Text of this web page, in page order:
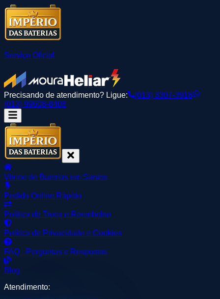
Serviço Oficial
Precisando de atendimento? Ligue:
(013) 3307-3918
(013) 99608-8408
Vitrine de Baterias em Santos
Pedido Online Rápido
Política de Troca e Reembolso
Política de Privacidade e Cookies
FAQ - Perguntas e Respostas
Blog
Atendimento: